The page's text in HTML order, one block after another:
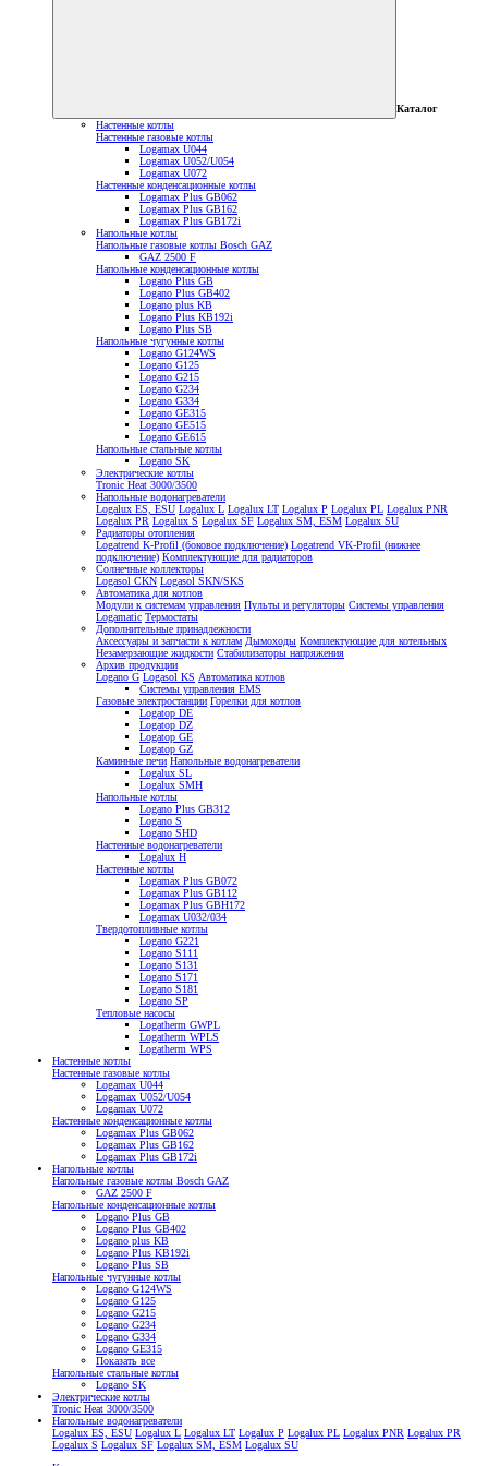
Каталог
Настенные котлы
Настенные газовые котлы
Logamax U044
Logamax U052/U054
Logamax U072
Настенные конденсационные котлы
Logamax Plus GB062
Logamax Plus GB162
Logamax Plus GB172i
Напольные котлы
Напольные газовые котлы Bosch GAZ
GAZ 2500 F
Напольные конденсационные котлы
Logano Plus GB
Logano Plus GB402
Logano plus KB
Logano Plus KB192i
Logano Plus SB
Напольные чугунные котлы
Logano G124WS
Logano G125
Logano G215
Logano G234
Logano G334
Logano GE315
Logano GE515
Logano GE615
Напольные стальные котлы
Logano SK
Электрические котлы
Tronic Heat 3000/3500
Напольные водонагреватели
Logalux ES, ESU Logalux L Logalux LT Logalux P Logalux PL Logalux PNR
Logalux PR Logalux S Logalux SF Logalux SM, ESM Logalux SU
Радиаторы отопления
Logatrend K-Profil (боковое подключение) Logatrend VK-Profil (нижнее
подключение) Комплектующие для радиаторов
Солнечные коллекторы
Logasol CKN Logasol SKN/SKS
Автоматика для котлов
Модули к системам управления Пульты и регуляторы Системы управления
Logamatic Термостаты
Дополнительные принадлежности
Аксессуары и запчасти к котлам Дымоходы Комплектующие для котельных
Незамерзающие жидкости Стабилизаторы напряжения
Архив продукции
Logano G Logasol KS Автоматика котлов
Системы управления EMS
Газовые электростанции Горелки для котлов
Logatop DE
Logatop DZ
Logatop GE
Logatop GZ
Каминные печи Напольные водонагреватели
Logalux SL
Logalux SMH
Напольные котлы
Logano Plus GB312
Logano S
Logano SHD
Настенные водонагреватели
Logalux H
Настенные котлы
Logamax Plus GB072
Logamax Plus GB112
Logamax Plus GBH172
Logamax U032/034
Твердотопливные котлы
Logano G221
Logano S111
Logano S131
Logano S171
Logano S181
Logano SP
Тепловые насосы
Logatherm GWPL
Logatherm WPLS
Logatherm WPS
Настенные котлы
Настенные газовые котлы
Logamax U044
Logamax U052/U054
Logamax U072
Настенные конденсационные котлы
Logamax Plus GB062
Logamax Plus GB162
Logamax Plus GB172i
Напольные котлы
Напольные газовые котлы Bosch GAZ
GAZ 2500 F
Напольные конденсационные котлы
Logano Plus GB
Logano Plus GB402
Logano plus KB
Logano Plus KB192i
Logano Plus SB
Напольные чугунные котлы
Logano G124WS
Logano G125
Logano G215
Logano G234
Logano G334
Logano GE315
Показать все
Напольные стальные котлы
Logano SK
Электрические котлы
Tronic Heat 3000/3500
Напольные водонагреватели
Logalux ES, ESU Logalux L Logalux LT Logalux P Logalux PL Logalux PNR Logalux PR
Logalux S Logalux SF Logalux SM, ESM Logalux SU